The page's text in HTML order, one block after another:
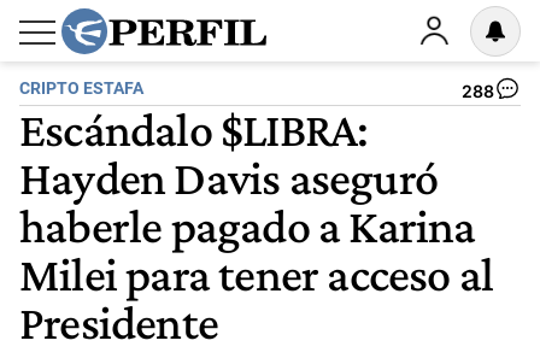
CRIPTO ESTAFA 288
Escándalo $LIBRA:
Hayden Davis aseguró
haberle pagado a Karina
Milei para tener acceso al
Presidente